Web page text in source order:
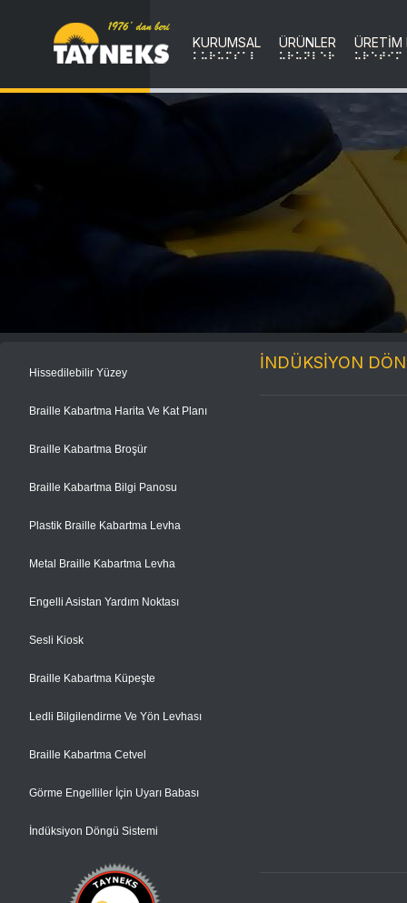
KURUMSAL
KURUMSAL
ÜRÜNLER
uRuNLER
ÜRETİM
uRETIM
Hissedilebilir Yüzey
Braille Kabartma Harita Ve Kat Planı
Braille Kabartma Broşür
Braille Kabartma Bilgi Panosu
Plastik Braille Kabartma Levha
Metal Braille Kabartma Levha
Engelli Asistan Yardım Noktası
Sesli Kiosk
Braille Kabartma Küpeşte
Ledli Bilgilendirme Ve Yön Levhası
Braille Kabartma Cetvel
Görme Engelliler İçin Uyarı Babası
İndüksiyon Döngü Sistemi
İNDÜKSİYON